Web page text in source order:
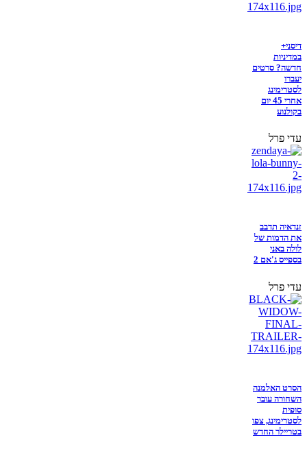
דיסני+
במדיניות
חדשה? סרטים
יעברו
לסטרימינג
אחרי 45 יום
בקולנוע
עדי פרל
זנדאיה תדבב
את הדמות של
לולה באני
בספייס ג'אם 2
עדי פרל
הסרט האלמנה
השחורה עובר
סופית
לסטרימינג, צפו
בטריילר החדש